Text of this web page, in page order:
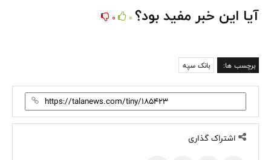
آیا این خبر مفید بود؟ 0
0
برچسب ها: بانک سپه
اشتراک گذاری